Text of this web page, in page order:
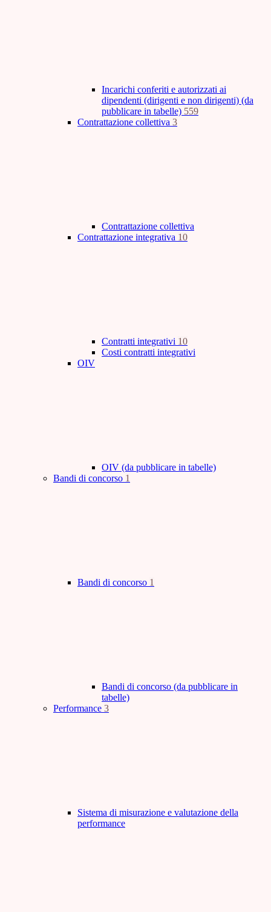
Incarichi conferiti e autorizzati ai
dipendenti (dirigenti e non dirigenti) (da
pubblicare in tabelle) 559
Contrattazione collettiva 3
Contrattazione collettiva
Contrattazione integrativa 10
Contratti integrativi 10
Costi contratti integrativi
OIV
OIV (da pubblicare in tabelle)
Bandi di concorso 1
Bandi di concorso 1
Bandi di concorso (da pubblicare in
tabelle)
Performance 3
Sistema di misurazione e valutazione della
performance